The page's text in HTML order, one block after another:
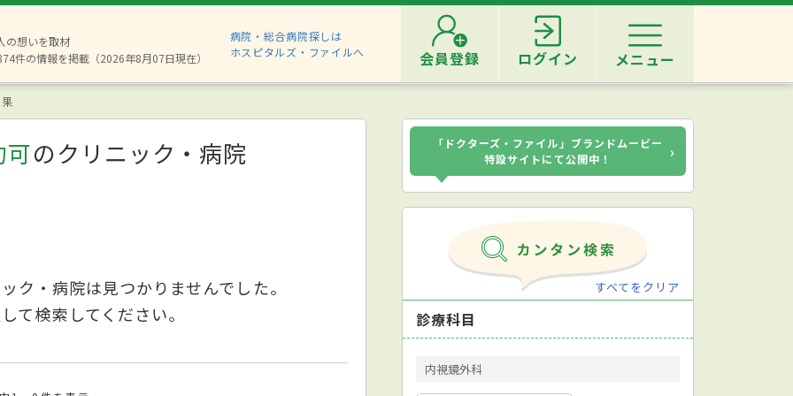
の想いを取材
件の情報を掲載（2026年8月07日現在）
病院・総合病院探しは
ホスピタルズ・ファイルへ
会員登録 ログイン メニュー
可のクリニック・病院
ク・病院は見つかりませんでした。
て検索してください。
「ドクターズ・ファイル」ブランドムービー
特設サイトにて公開中！
›
すべてをクリア
診療科目
内視鏡外科